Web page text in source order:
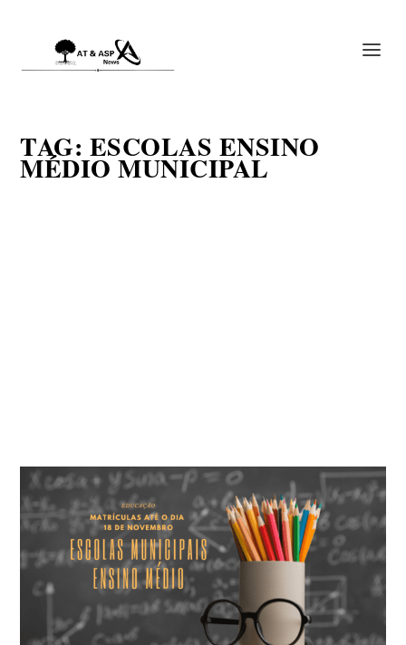
TAG: ESCOLAS ENSINO
MÉDIO MUNICIPAL